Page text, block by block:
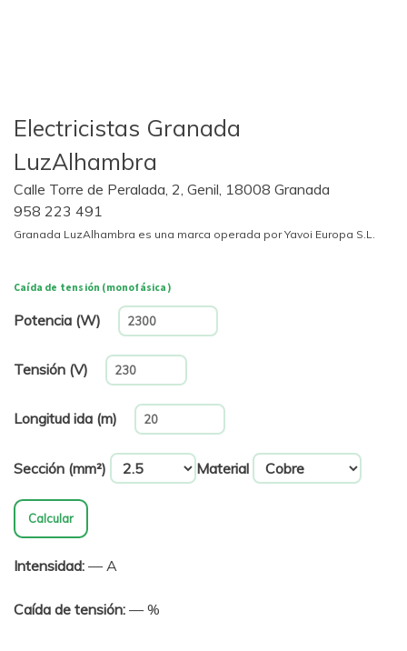
Electricistas Granada
LuzAlhambra
Calle Torre de Peralada, 2, Genil, 18008 Granada
958 223 491
Granada LuzAlhambra es una marca operada por Yavoi Europa S.L.
Caída de tensión (monofásica)
Potencia (W)
Tensión (V)
Longitud ida (m)
Sección (mm²) Material
Calcular
Intensidad: — A
Caída de tensión: — %